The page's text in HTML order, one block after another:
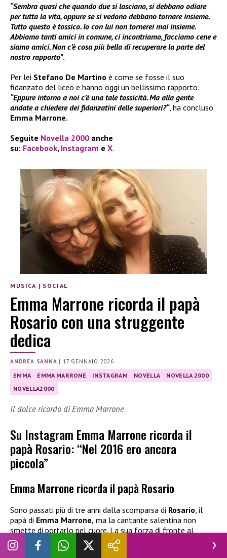
“Sembra quasi che quando due si lasciano, si debbano odiare
per tutta la vita, oppure se si vedono debbano tornare insieme.
Tutto questo è tossico. Io con lui non tornerei mai insieme.
Abbiamo tanti amici in comune, ci incontriamo, facciamo cene e
siamo amici. Non c’è cosa più bella di recuperare la parte del
nostro rapporto”.
Per lei Stefano De Martino è come se fosse il suo
fidanzato del liceo e hanno oggi un bellissimo rapporto.
“Eppure intorno a noi c’è una tale tossicità. Ma alla gente
andate a chiedere dei fidanzatini delle superiori?“, ha concluso
Emma Marrone.
Seguite Novella 2000 anche
su: Facebook, Instagram e X.
MUSICA | SOCIAL
Emma Marrone ricorda il papà
Rosario con una struggente
dedica
ANDREA SANNA | 17 GENNAIO 2026
EMMA EMMA MARRONE INSTAGRAM NOVELLA
NOVELLA 2000
NOVELLA2000
Il dolce ricordo di Emma Marrone
Su Instagram Emma Marrone ricorda il
papà Rosario: “Nel 2016 ero ancora
piccola”
Emma Marrone ricorda il papà Rosario
Sono passati più di tre anni dalla scomparsa di Rosario , il
papà di Emma Marrone, ma la cantante salentina non
smette di portarlo nel cuore. La sua forza di fronte al
dolore, che ha segnato la sua vita, è una testimonianza
della sua incredibile resilienza.